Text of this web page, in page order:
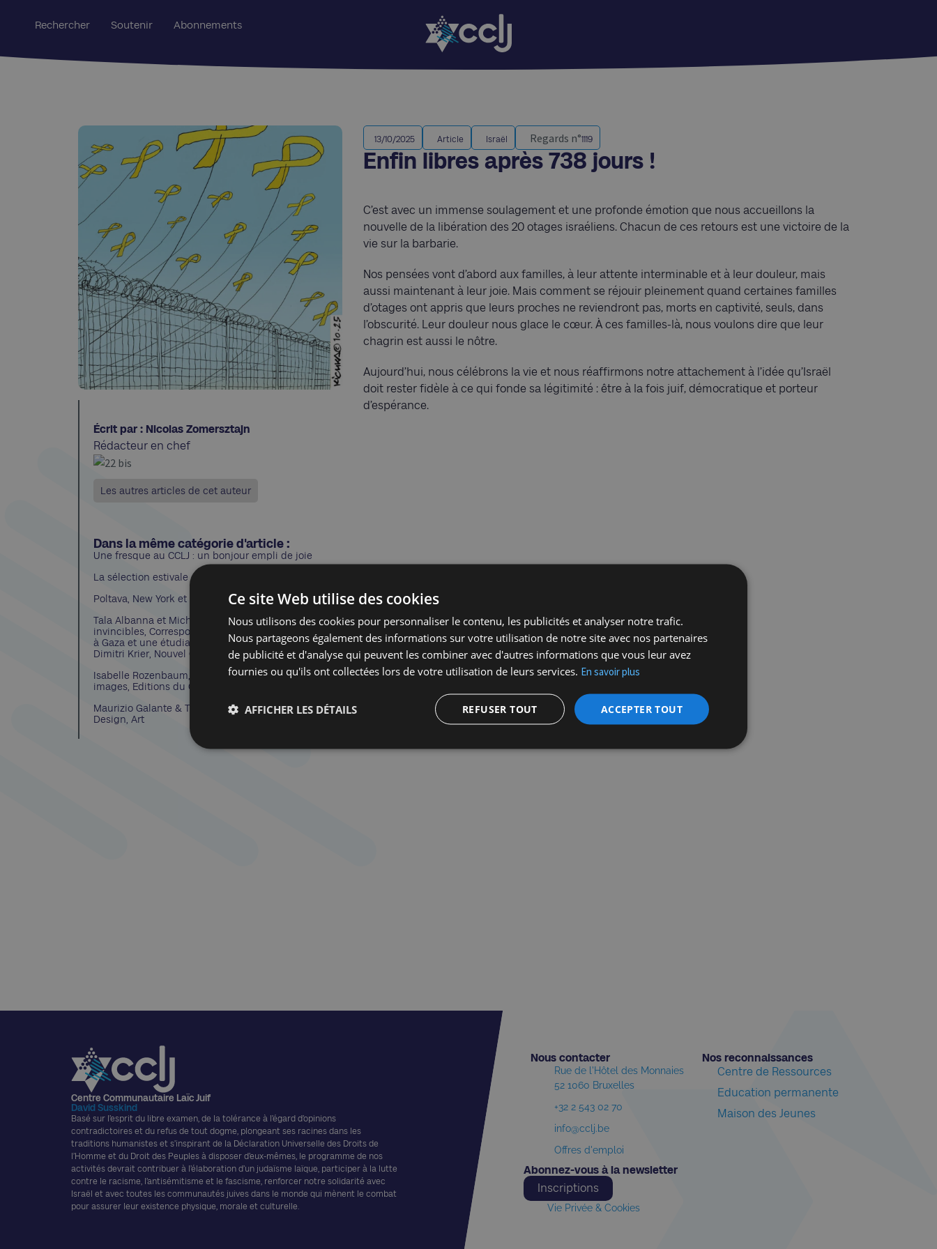
Rechercher Soutenir Abonnements
Écrit par : Nicolas Zomersztajn
Rédacteur en chef
Les autres articles de cet auteur
Dans la même catégorie d'article :
Une fresque au CCLJ : un bonjour empli de joie
La sélection estivale de Tamara Weinstock
Poltava, New York et leurs fantômes
Tala Albanna et Michelle Amzalak, Nos coeurs
invincibles, Correspondance entre une étudiante
à Gaza et une étudiante en Israël, présentée par
Dimitri Krier, Nouvel Obs/Flammarion, 165 p.
Isabelle Rozenbaum, Rozebud. Autoscopie des
images, Editions du Canoë, 235 p.
Maurizio Galante & Tal Lancman : Haute Couture,
Design, Art
13/10/2025 Article Israël Regards n°1119
Enfin libres après 738 jours !
C’est avec un immense soulagement et une profonde émotion que nous accueillons la
nouvelle de la libération des 20 otages israéliens. Chacun de ces retours est une victoire de la
vie sur la barbarie.
Nos pensées vont d’abord aux familles, à leur attente interminable et à leur douleur, mais
aussi maintenant à leur joie. Mais comment se réjouir pleinement quand certaines familles
d’otages ont appris que leurs proches ne reviendront pas, morts en captivité, seuls, dans
l’obscurité. Leur douleur nous glace le cœur. À ces familles-là, nous voulons dire que leur
chagrin est aussi le nôtre.
Aujourd’hui, nous célébrons la vie et nous réaffirmons notre attachement à l’idée qu’Israël
doit rester fidèle à ce qui fonde sa légitimité : être à la fois juif, démocratique et porteur
d’espérance.
Centre Communautaire Laïc Juif
David Susskind
Basé sur l’esprit du libre examen, de la tolérance à l’égard d’opinions
contradictoires et du refus de tout dogme, plongeant ses racines dans les
traditions humanistes et s’inspirant de la Déclaration Universelle des Droits de
l’Homme et du Droit des Peuples à disposer d’eux-mêmes, le programme de nos
activités devrait contribuer à l’élaboration d’un judaïsme laïque, participer à la lutte
contre le racisme, l’antisémitisme et le fascisme, renforcer notre solidarité avec
Israël et avec toutes les communautés juives dans le monde qui mènent le combat
pour assurer leur existence physique, morale et culturelle.
Nous contacter​
Rue de l'Hôtel des Monnaies
52 1060 Bruxelles
+32 2 543 02 70
info@cclj.be
Offres d'emploi
Nos reconnaissances​
Centre de Ressources
Education permanente
Maison des Jeunes
Abonnez-vous à la newsletter​
Inscriptions
Vie Privée & Cookies
Ce site Web utilise des cookies
Nous utilisons des cookies pour personnaliser le contenu, les publicités et analyser notre trafic.
Nous partageons également des informations sur votre utilisation de notre site avec nos partenaires
de publicité et d'analyse qui peuvent les combiner avec d'autres informations que vous leur avez
fournies ou qu'ils ont collectées lors de votre utilisation de leurs services. En savoir plus
ACCEPTER TOUT
REFUSER TOUT
AFFICHER LES DÉTAILS